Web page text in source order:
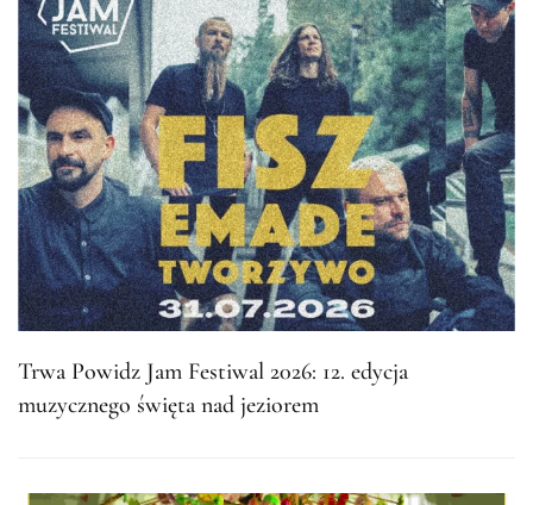
Trwa Powidz Jam Festiwal 2026: 12. edycja
muzycznego święta nad jeziorem